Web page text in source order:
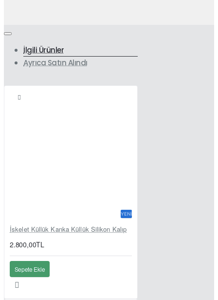
İlgili Ürünler
Ayrıca Satın Alındı
YENI
İskelet Küllük Kanka Küllük Silikon Kalıp
2.800,00TL
Sepete Ekle